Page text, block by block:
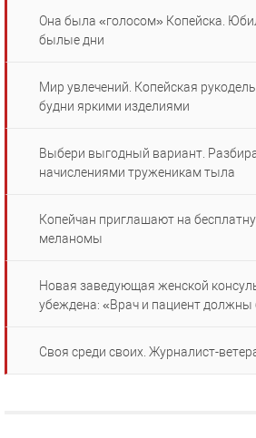
Она была «голосом» Копейска.
былые дни
Мир увлечений. Копейская
будни яркими изделиями
Выбери выгодный вариант.
начислениями труженикам тыла
Копейчан приглашают на
меланомы
Новая заведующая женской
убеждена: «Врач и пациент
Своя среди своих. Журналист-